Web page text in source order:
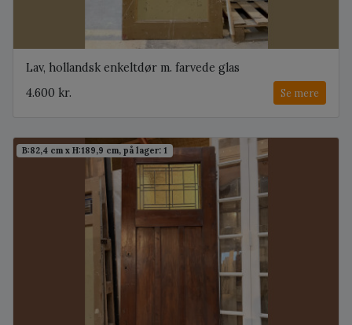
Lav, hollandsk enkeltdør m. farvede glas
4.600 kr.
Se mere
B:82,4 cm x H:189,9 cm, på lager: 1